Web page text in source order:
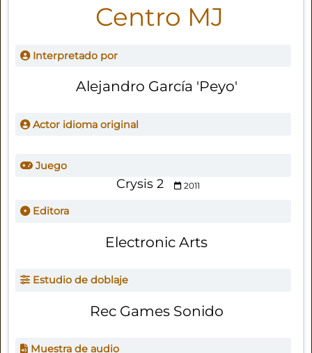
Centro MJ
Interpretado por
Alejandro García 'Peyo'
Actor idioma original
Juego
Crysis 2 2011
Editora
Electronic Arts
Estudio de doblaje
Rec Games Sonido
Muestra de audio